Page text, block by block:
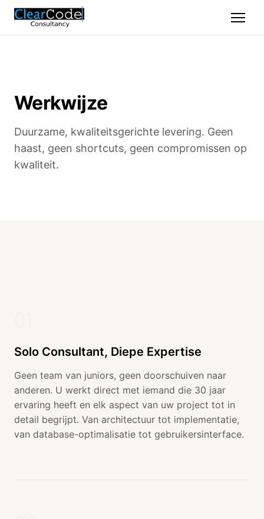
Werkwijze
Duurzame, kwaliteitsgerichte levering. Geen
haast, geen shortcuts, geen compromissen op
kwaliteit.
Solo Consultant, Diepe Expertise
Geen team van juniors, geen doorschuiven naar
anderen. U werkt direct met iemand die 30 jaar
ervaring heeft en elk aspect van uw project tot in
detail begrijpt. Van architectuur tot implementatie,
van database-optimalisatie tot gebruikersinterface.